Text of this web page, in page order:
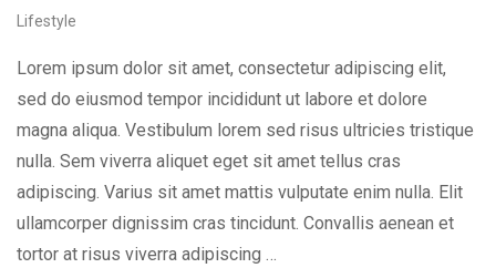
Lifestyle
Lorem ipsum dolor sit amet, consectetur adipiscing elit,
sed do eiusmod tempor incididunt ut labore et dolore
magna aliqua. Vestibulum lorem sed risus ultricies tristique
nulla. Sem viverra aliquet eget sit amet tellus cras
adipiscing. Varius sit amet mattis vulputate enim nulla. Elit
ullamcorper dignissim cras tincidunt. Convallis aenean et
tortor at risus viverra adipiscing …